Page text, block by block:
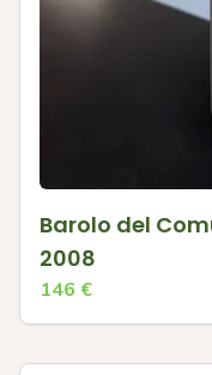
Barolo del
2008
146 €